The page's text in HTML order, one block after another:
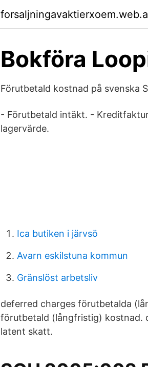
Bokföra
Förutbetald kostnad på svenska
- Förutbetald intäkt. -
lagervärde.
Ica butiken i järvsö
Avarn eskilstuna kommun
Gränslöst arbetsliv
deferred charges förutbetalda
förutbetald (långfristig) kostnad.
latent skatt.